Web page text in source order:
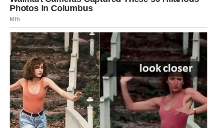
nas. U vremenu kada je brzo zaboravljanje norma, važno je
sjetiti se onih koji su nas oblikovali i inspirirali, jer su oni često
osnovni kamenovi našeg umjetničkog identiteta. Ova priča
podsjeća na snagu muzike da oblikuje naše živote i veze,
stvarajući mostove između prošlosti i sadašnjosti.